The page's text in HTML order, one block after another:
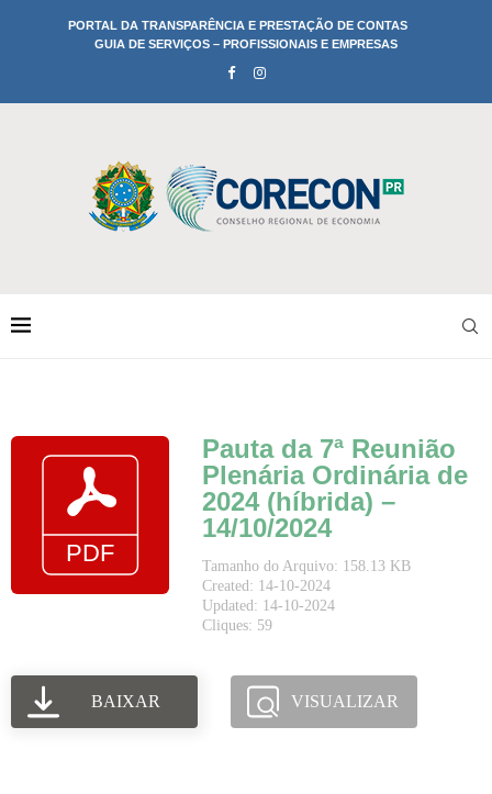
PORTAL DA TRANSPARÊNCIA E PRESTAÇÃO DE CONTAS
GUIA DE SERVIÇOS – PROFISSIONAIS E EMPRESAS
Pauta da 7ª Reunião
Plenária Ordinária de
2024 (híbrida) –
14/10/2024
Tamanho do Arquivo: 158.13 KB
Created: 14-10-2024
Updated: 14-10-2024
Cliques: 59
BAIXAR VISUALIZAR